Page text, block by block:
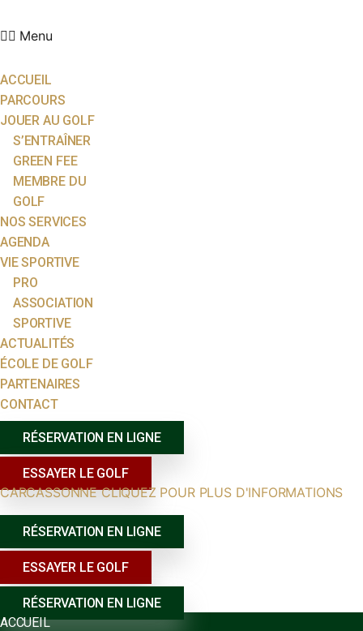
Menu
ACCUEIL
PARCOURS
JOUER AU GOLF
S’ENTRAÎNER
GREEN FEE
MEMBRE DU
GOLF
NOS SERVICES
AGENDA
VIE SPORTIVE
PRO
ASSOCIATION
SPORTIVE
ACTUALITÉS
ÉCOLE DE GOLF
PARTENAIRES
CONTACT
RÉSERVATION EN LIGNE
ESSAYER LE GOLF
CARCASSONNE CLIQUEZ POUR PLUS D'INFORMATIONS
RÉSERVATION EN LIGNE
ESSAYER LE GOLF
RÉSERVATION EN LIGNE
ACCUEIL